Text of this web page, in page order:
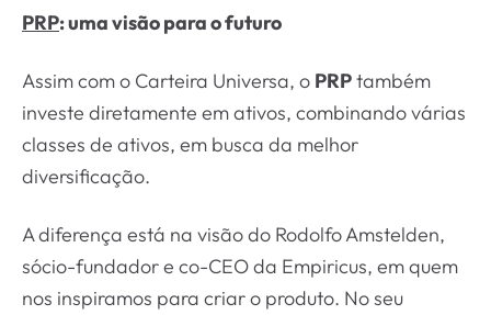
PRP: uma visão para o futuro
Assim com o Carteira Universa, o PRPtambém
investe diretamente em ativos, combinando várias
classes de ativos, em busca da melhor
diversificação.
A diferença está na visão do Rodolfo Amstelden,
sócio-fundador e co-CEO da Empiricus, em quem
nos inspiramos para criar o produto. No seu